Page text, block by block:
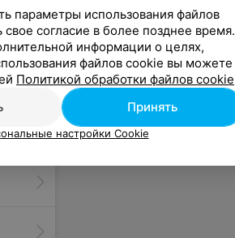
параметры использования файлов
согласие в более позднее время.
информации о целях,
файлов cookie вы можете
Политикой обработки файлов cookie
Принять
настройки Cookie